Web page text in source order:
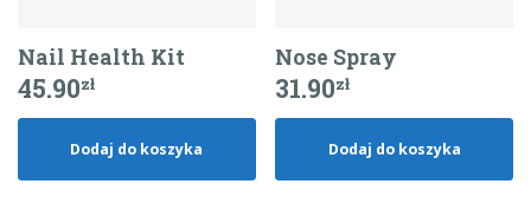
Nail Health Kit
45.90zł
Dodaj do koszyka
Nose Spray
31.90zł
Dodaj do koszyka